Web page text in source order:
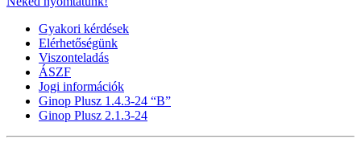
Gyakori kérdések
Elérhetőségünk
Viszonteladás
ÁSZF
Jogi információk
Ginop Plusz 1.4.3-24 “B”
Ginop Plusz 2.1.3-24